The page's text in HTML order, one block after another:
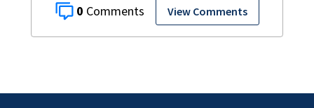
0 View Comments